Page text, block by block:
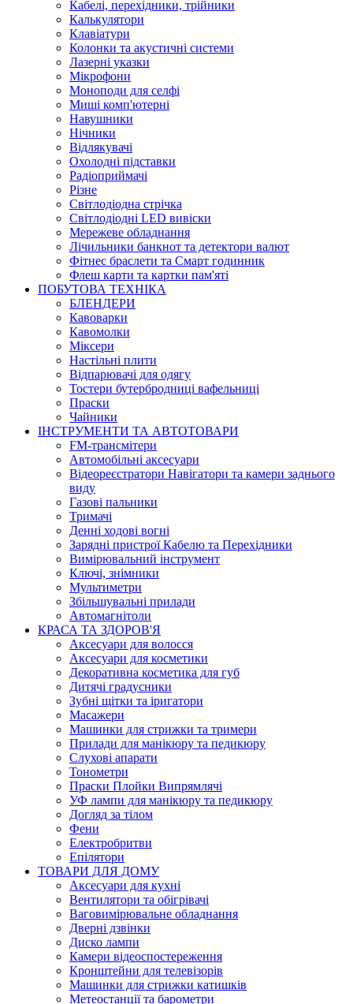
Кабелі, перехідники, трійники
Калькулятори
Клавіатури
Колонки та акустичні системи
Лазерні указки
Мікрофони
Моноподи для селфі
Миші комп'ютерні
Навушники
Нічники
Відлякувачі
Охолодні підставки
Радіоприймачі
Різне
Світлодіодна стрічка
Світлодіодні LED вивіски
Мережеве обладнання
Лічильники банкнот та детектори валют
Фітнес браслети та Смарт годинник
Флеш карти та картки пам'яті
ПОБУТОВА ТЕХНІКА
БЛЕНДЕРИ
Кавоварки
Кавомолки
Міксери
Настільні плити
Відпарювачі для одягу
Тостери бутербродниці вафельниці
Праски
Чайники
ІНСТРУМЕНТИ ТА АВТОТОВАРИ
FM-трансмітери
Автомобільні аксесуари
Відеореєстратори Навігатори та камери заднього
виду
Газові пальники
Тримачі
Денні ходові вогні
Зарядні пристрої Кабелю та Перехідники
Вимірювальний інструмент
Ключі, знімники
Мультиметри
Збільшувальні прилади
Автомагнітоли
КРАСА ТА ЗДОРОВ'Я
Аксесуари для волосся
Аксесуари для косметики
Декоративна косметика для губ
Дитячі градусники
Зубні щітки та іригатори
Масажери
Машинки для стрижки та тримери
Прилади для манікюру та педикюру
Слухові апарати
Тонометри
Праски Плойки Випрямлячі
УФ лампи для манікюру та педикюру
Догляд за тілом
Фени
Електробритви
Епілятори
ТОВАРИ ДЛЯ ДОМУ
Аксесуари для кухні
Вентилятори та обігрівачі
Ваговимірювальне обладнання
Дверні дзвінки
Диско лампи
Камери відеоспостереження
Кронштейни для телевізорів
Машинки для стрижки катишків
Метеостанції та барометри